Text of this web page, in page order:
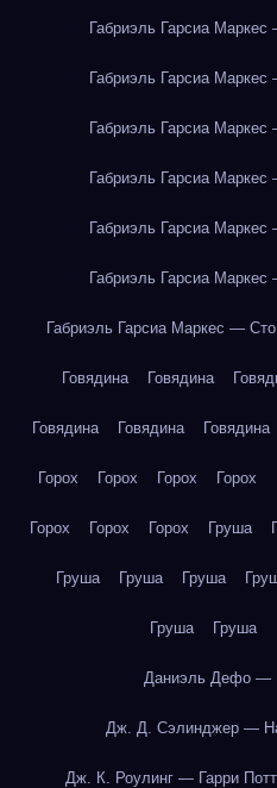
Габриэль Гарсиа
Габриэль Гарсиа
Габриэль Гарсиа
Габриэль Гарсиа
Габриэль Гарсиа
Габриэль Гарсиа
Габриэль Гарсиа Маркес —
Говядина Говядина
Говядина Говядина Говядина
Горох Горох Горох Горох
Горох Горох Горох Груша
Груша Груша Груша
Груша Груша
Даниэль Дефо —
Дж. Д. Сэлинджер —
Дж. К. Роулинг — Гарри